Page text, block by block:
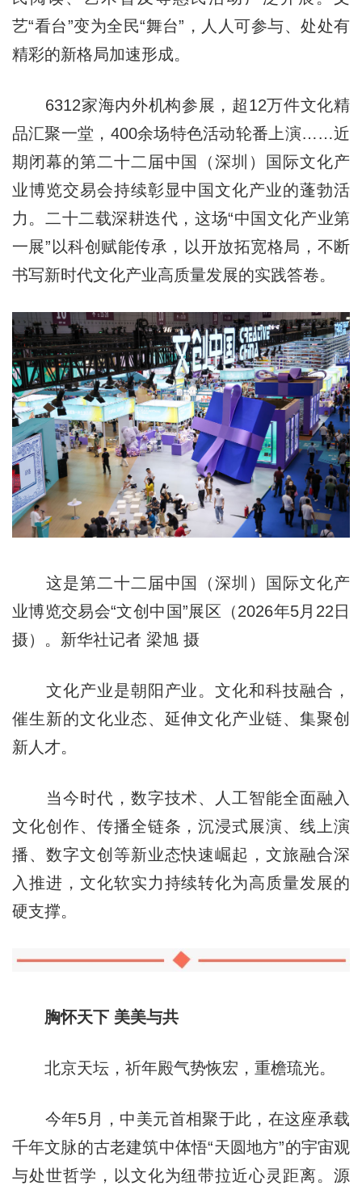
艺“看台”变为全民“舞台”，人人可参与、处处有
精彩的新格局加速形成。
6312家海内外机构参展，超12万件文化精
品汇聚一堂，400余场特色活动轮番上演……近
期闭幕的第二十二届中国（深圳）国际文化产
业博览交易会持续彰显中国文化产业的蓬勃活
力。二十二载深耕迭代，这场“中国文化产业第
一展”以科创赋能传承，以开放拓宽格局，不断
书写新时代文化产业高质量发展的实践答卷。
这是第二十二届中国（深圳）国际文化产
业博览交易会“文创中国”展区（2026年5月22日
摄）。新华社记者 梁旭 摄
文化产业是朝阳产业。文化和科技融合，
催生新的文化业态、延伸文化产业链、集聚创
新人才。
当今时代，数字技术、人工智能全面融入
文化创作、传播全链条，沉浸式展演、线上演
播、数字文创等新业态快速崛起，文旅融合深
入推进，文化软实力持续转化为高质量发展的
硬支撑。
胸怀天下 美美与共
北京天坛，祈年殿气势恢宏，重檐琉光。
今年5月，中美元首相聚于此，在这座承载
千年文脉的古老建筑中体悟“天圆地方”的宇宙观
与处世哲学，以文化为纽带拉近心灵距离。源